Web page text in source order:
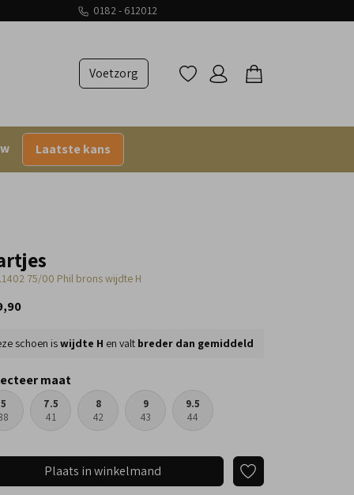
0182 - 612012
Voetzorg
Laatste kans
75/00 Phil brons wijdte H
schoen iswijdte H en valt breder dan gemiddeld
maat
5
7.5
41
8
42
9
43
9.5
44
Plaats in winkelmand